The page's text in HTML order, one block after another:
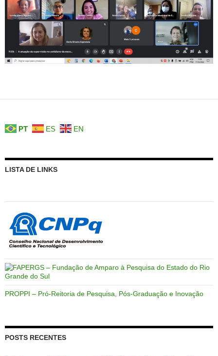
PT ES EN
LISTA DE LINKS
PROPPI – Pró-Reitoria de Pesquisa, Pós-Graduação e Inovação
POSTS RECENTES